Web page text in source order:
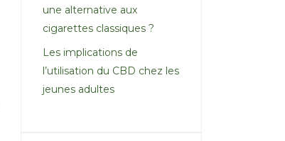
une alternative aux
cigarettes classiques ?
Les implications de
l’utilisation du CBD chez les
jeunes adultes